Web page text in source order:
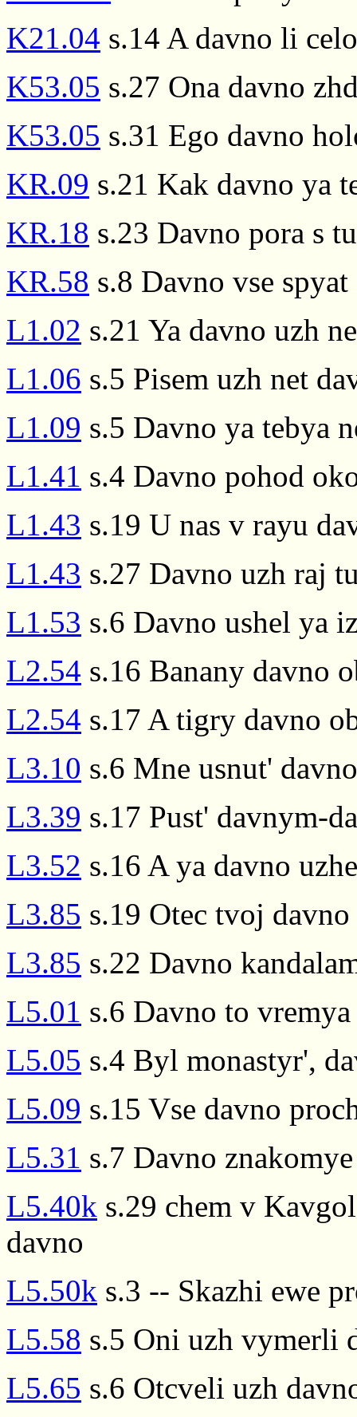
K21.04 s.14 A davno li
K53.05 s.27 Ona davno
K53.05 s.31 Ego davno
KR.09 s.21 Kak davno ya
KR.18 s.23 Davno pora s
KR.58 s.8 Davno vse spyat
L1.02 s.21 Ya davno uzh
L1.06 s.5 Pisem uzh net
L1.09 s.5 Davno ya tebya
L1.41 s.4 Davno pohod
L1.43 s.19 U nas v rayu
L1.43 s.27 Davno uzh raj
L1.53 s.6 Davno ushel ya
L2.54 s.16 Banany davno
L2.54 s.17 A tigry davno
L3.10 s.6 Mne usnut'
L3.39 s.17 Pust' davnym-
L3.52 s.16 A ya davno
L3.85 s.19 Otec tvoj
L3.85 s.22 Davno
L5.01 s.6 Davno to
L5.05 s.4 Byl monastyr',
L5.09 s.15 Vse davno
L5.31 s.7 Davno
L5.40k s.29 chem v
davno
L5.50k s.3 -- Skazhi ewe
L5.58 s.5 Oni uzh vymerli
L5.65 s.6 Otcveli uzh